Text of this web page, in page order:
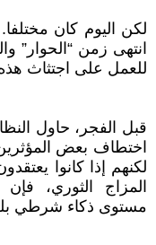
لكن اليوم كان
انتهى زمن “الحوار”
للعمل على اجتثاث
قبل الفجر، حاول
اختطاف بعض
لكنهم إذا كانوا
المزاج الثوري،
مستوى ذكاء شرطي